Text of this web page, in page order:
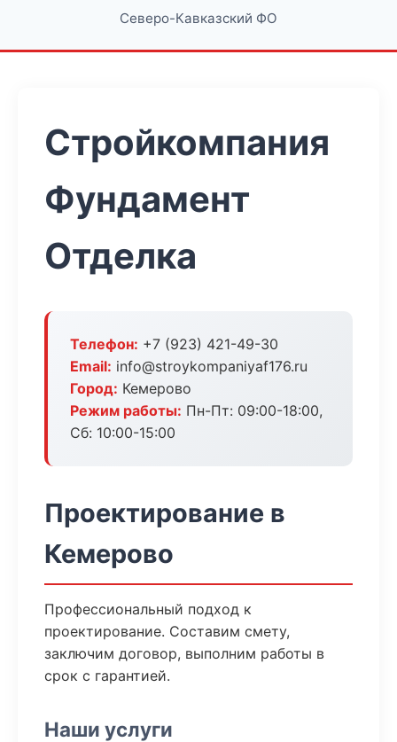
Северо-Кавказский ФО
Стройкомпания
Фундамент
Отделка
Телефон: +7 (923) 421-49-30
Email: info@stroykompaniyaf176.ru
Город: Кемерово
Режим работы: Пн-Пт: 09:00-18:00,
Сб: 10:00-15:00
Проектирование в
Кемерово
Профессиональный подход к
проектирование. Составим смету,
заключим договор, выполним работы в
срок с гарантией.
Наши услуги